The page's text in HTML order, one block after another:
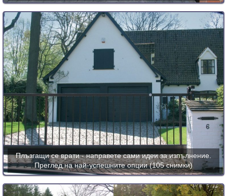
Плъзгащи се врати - направете сами идеи за изпълнение.
Преглед на най-успешните опции (105 снимки)